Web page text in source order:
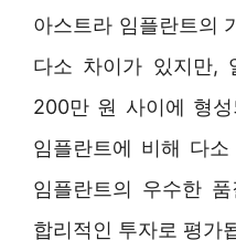
아스트라 임플란트의
다소 차이가 있지만,
200만 원 사이에 형
임플란트에 비해 다
임플란트의 우수한
합리적인 투자로 평가